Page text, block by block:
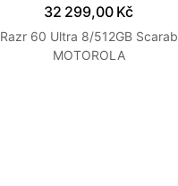
32 299,00 Kč
Razr 60 Ultra 8/512GB Scarab
MOTOROLA